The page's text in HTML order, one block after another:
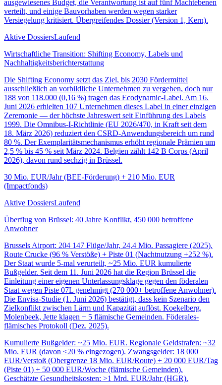
ausgewiesenes Budget, die Verantwortung ist auf fünf Machtebenen
verteilt, und einige Bauvorhaben werden wegen starker
Versiegelung kritisiert. Übergreifendes Dossier (Version 1, Kern).
Aktive DossiersLaufend
Wirtschaftliche Transition: Shifting Economy, Labels und
Nachhaltigkeitsberichterstattung
Die Shifting Economy setzt das Ziel, bis 2030 Fördermittel
ausschließlich an vorbildliche Unternehmen zu vergeben, doch nur
188 von 118.000 (0,16 %) tragen das Ecodynamic-Label. Am 16.
Juni 2026 erhielten 107 Unternehmen dieses Label in einer einzigen
Zeremonie — der höchste Jahreswert seit Einführung des Labels
1999. Die Omnibus-I-Richtlinie (EU 2026/470, in Kraft seit dem
18. März 2026) reduziert den CSRD-Anwendungsbereich um rund
80 %. Der Exemplaritätsmechanismus erhöht regionale Prämien um
2,5 % bis 45 % seit März 2024. Belgien zählt 142 B Corps (April
2026), davon rund sechzig in Brüssel.
30 Mio. EUR/Jahr (BEE-Förderung) + 210 Mio. EUR
(Impactfonds)
Aktive DossiersLaufend
Überflug von Brüssel: 40 Jahre Konflikt, 450 000 betroffene
Anwohner
Brussels Airport: 204 147 Flüge/Jahr, 24,4 Mio. Passagiere (2025).
Route Crucke (96 % Verstöße) + Piste 01 (Nachtnutzung +252 %).
Der Staat wurde 5-mal verurteilt, ~25 Mio. EUR kumulierte
Bußgelder. Seit dem 11. Juni 2026 hat die Region Brüssel die
Einleitung einer eigenen Unterlassungsklage gegen den föderalen
Staat wegen Piste 07L genehmigt (270 000+ betroffene Anwohner).
Die Envisa-Studie (1. Juni 2026) bestätigt, dass kein Szenario den
Zielkonflikt zwischen Lärm und Kapazität auflöst. Koekelberg,
Molenbeek, Jette klagen + 5 flämische Gemeinden. Föderales-
flämisches Protokoll (Dez. 2025).
Kumulierte Bußgelder: ~25 Mio. EUR. Regionale Geldstrafen: ~32
Mio. EUR (davon <20 % eingezogen). Zwangsgelder: 18 000
EUR/Verstoß (Obergrenze 18 Mio. EUR/Route) + 20 000 EUR/Tag
(Piste 01) + 50 000 EUR/Woche (flämische Gemeinden).
Geschätzte Gesundheitskosten: >1 Mrd. EUR/Jahr (HGR).